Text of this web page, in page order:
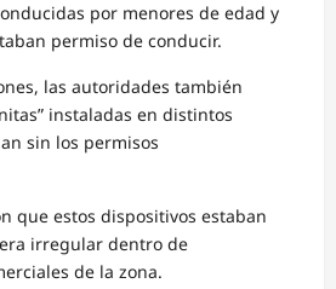
por menores de edad y
permiso de conducir.
las autoridades también
instaladas en distintos
sin los permisos
que estos dispositivos estaban
irregular dentro de
de la zona.